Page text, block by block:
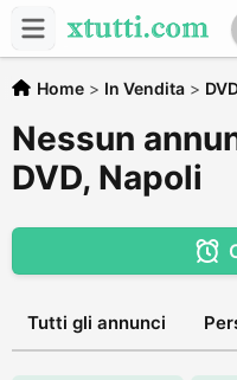
Home > In Vendita >
Nessun
DVD, Napoli
Tutti gli annunci